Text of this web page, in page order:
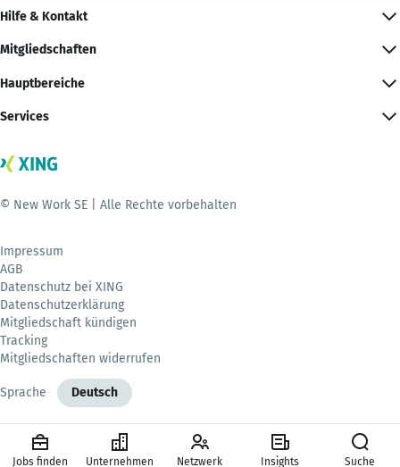
Hilfe & Kontakt
Mitgliedschaften
Hauptbereiche
Services
© New Work SE | Alle Rechte vorbehalten
Impressum
AGB
Datenschutz bei XING
Datenschutzerklärung
Mitgliedschaft kündigen
Tracking
Mitgliedschaften widerrufen
Sprache Deutsch
Jobs finden Unternehmen Netzwerk Insights Suche